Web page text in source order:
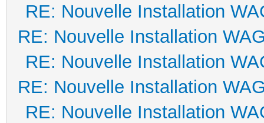
RE: Nouvelle Installation
RE: Nouvelle Installation
RE: Nouvelle Installation
RE: Nouvelle Installation
RE: Nouvelle Installation